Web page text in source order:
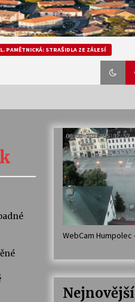
PAMĚTNICKÁ: STRAŠIDLA ZE ZÁLESÍ
Veselí
30.
23.
14.
WebCam Humpolec